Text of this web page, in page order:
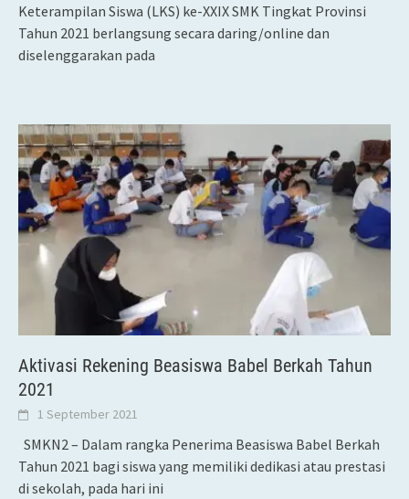
Keterampilan Siswa (LKS) ke-XXIX SMK Tingkat Provinsi
Tahun 2021 berlangsung secara daring/online dan
diselenggarakan pada
Aktivasi Rekening Beasiswa Babel Berkah Tahun
2021
1 September 2021
SMKN2 – Dalam rangka Penerima Beasiswa Babel Berkah
Tahun 2021 bagi siswa yang memiliki dedikasi atau prestasi
di sekolah, pada hari ini